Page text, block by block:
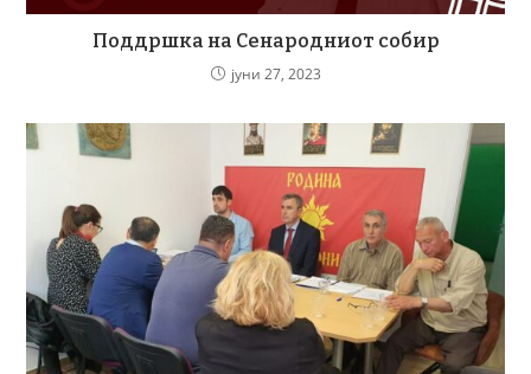
Поддршка на Сенародниот собир
јуни 27, 2023